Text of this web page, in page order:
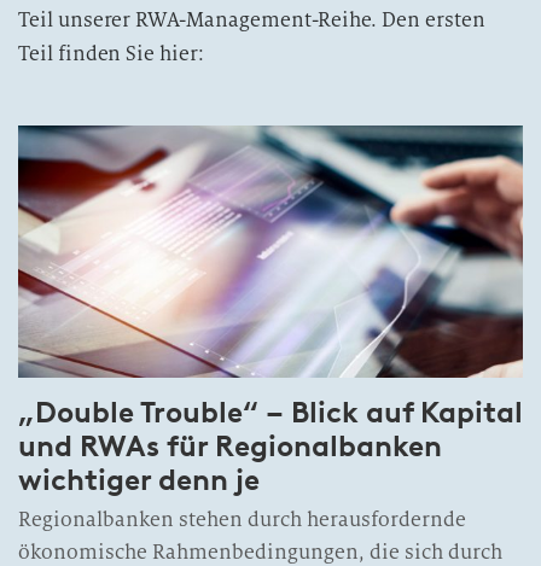
Teil unserer RWA-Management-Reihe. Den ersten
Teil finden Sie hier:
„Double Trouble“ – Blick auf Kapital
und RWAs für Regionalbanken
wichtiger denn je
Regionalbanken stehen durch herausfordernde
ökonomische Rahmenbedingungen, die sich durch